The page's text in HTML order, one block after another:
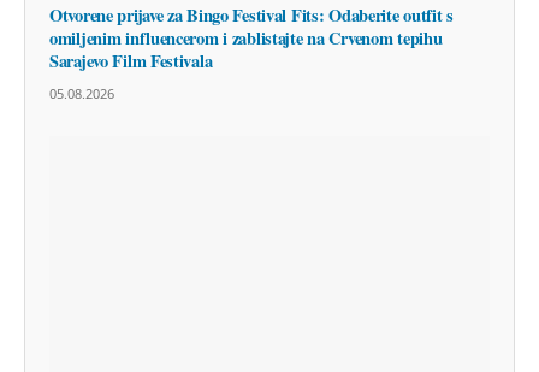
Otvorene prijave za Bingo Festival Fits: Odaberite outfit s
omiljenim influencerom i zablistajte na Crvenom tepihu
Sarajevo Film Festivala
05.08.2026